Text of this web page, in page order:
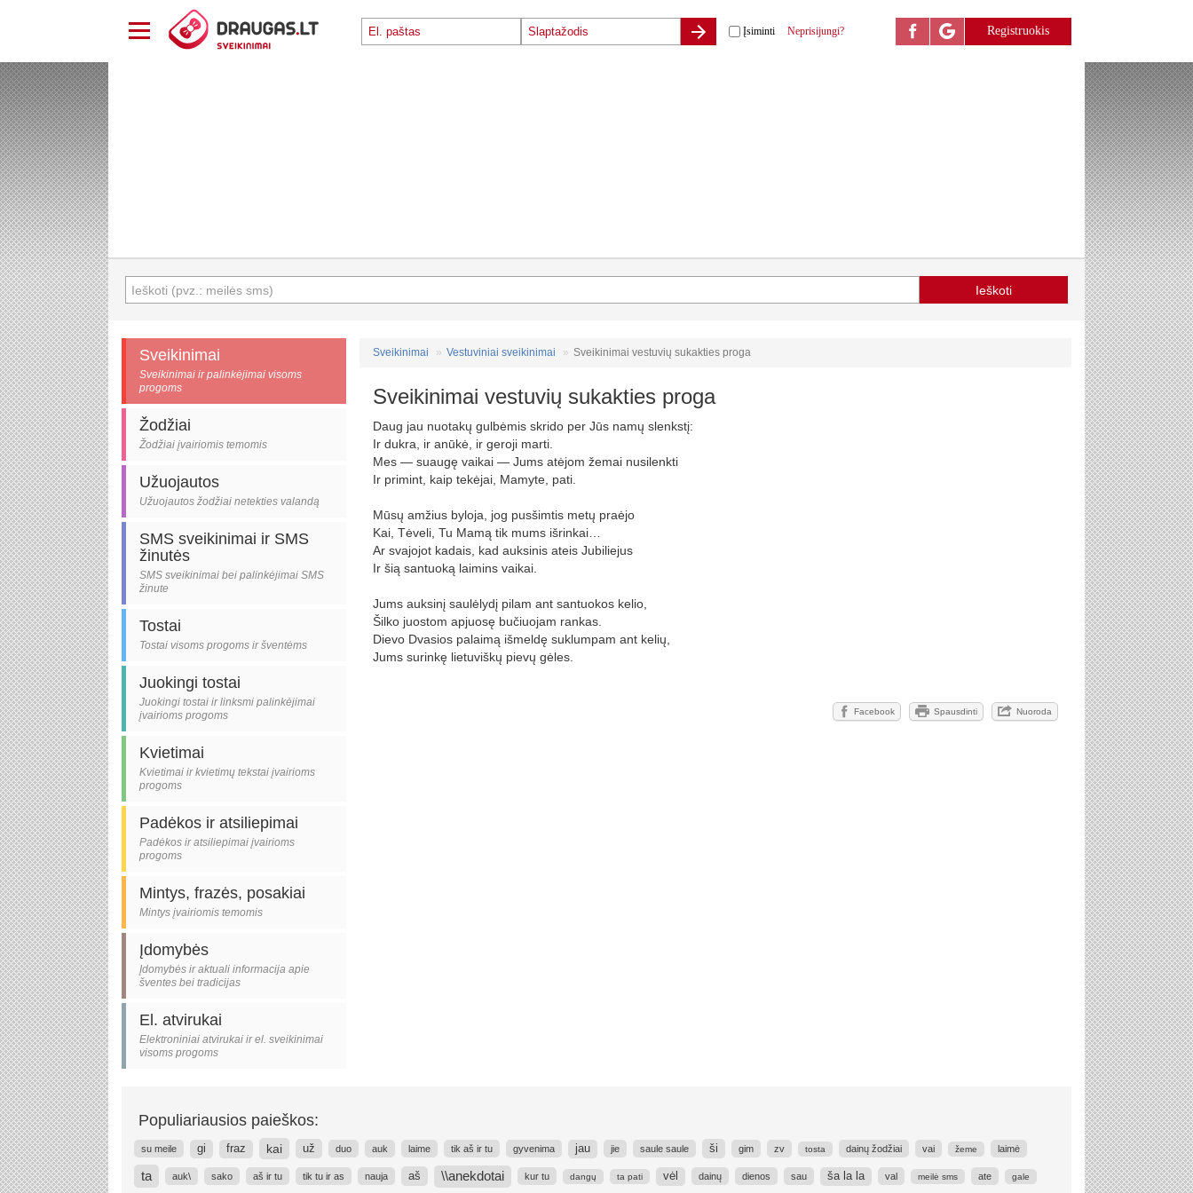
Įsiminti Neprisijungi? Registruokis
Sveikinimai
Sveikinimai ir palinkėjimai visoms
progoms
Žodžiai
Žodžiai įvairiomis temomis
Užuojautos
Užuojautos žodžiai netekties valandą
SMS sveikinimai ir SMS
žinutės
SMS sveikinimai bei palinkėjimai SMS
žinute
Tostai
Tostai visoms progoms ir šventėms
Juokingi tostai
Juokingi tostai ir linksmi palinkėjimai
įvairioms progoms
Kvietimai
Kvietimai ir kvietimų tekstai įvairioms
progoms
Padėkos ir atsiliepimai
Padėkos ir atsiliepimai įvairioms
progoms
Mintys, frazės, posakiai
Mintys įvairiomis temomis
Įdomybės
Įdomybės ir aktuali informacija apie
šventes bei tradicijas
El. atvirukai
Elektroniniai atvirukai ir el. sveikinimai
visoms progoms
Sveikinimai Vestuviniai sveikinimai Sveikinimai vestuvių sukakties proga
Sveikinimai vestuvių sukakties proga
Daug jau nuotakų gulbėmis skrido per Jūs namų slenkstį:
Ir dukra, ir anūkė, ir geroji marti.
Mes — suaugę vaikai — Jums atėjom žemai nusilenkti
Ir primint, kaip tekėjai, Mamyte, pati.
Mūsų amžius byloja, jog pusšimtis metų praėjo
Kai, Tėveli, Tu Mamą tik mums išrinkai…
Ar svajojot kadais, kad auksinis ateis Jubiliejus
Ir šią santuoką laimins vaikai.
Jums auksinį saulėlydį pilam ant santuokos kelio,
Šilko juostom apjuosę bučiuojam rankas.
Dievo Dvasios palaimą išmeldę suklumpam ant kelių,
Jums surinkę lietuviškų pievų gėles.
Facebook Spausdinti Nuoroda
Populiariausios paieškos:
su meile gi fraz kai už duo auk laime tik aš ir tu gyvenima jau jie saule saule ši gim zv tosta dainų žodžiai vai žeme laimė
ta auk\ sako aš ir tu tik tu ir as nauja aš \\anekdotai kur tu dangų ta pati vėl dainų dienos sau ša la la val meilė sms ate gale